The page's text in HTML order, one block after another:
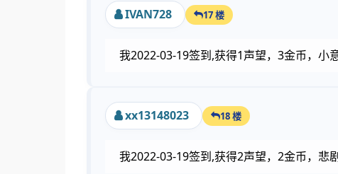
IVAN728 17 楼
我2022-03-19签到,获得1声望，3金币，小
xx13148023 18 楼
我2022-03-19签到,获得2声望，2金币，悲